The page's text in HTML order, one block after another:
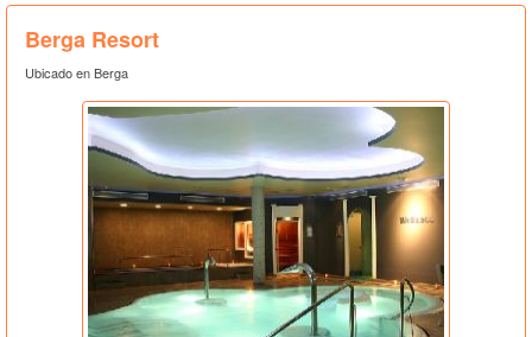
Berga Resort
Ubicado en Berga